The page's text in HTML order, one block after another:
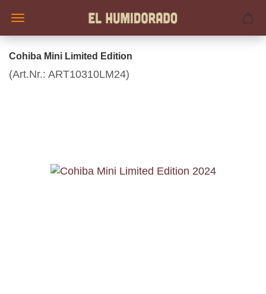
Cohiba Mini Limited Edition
(Art.Nr.: ART10310LM24)